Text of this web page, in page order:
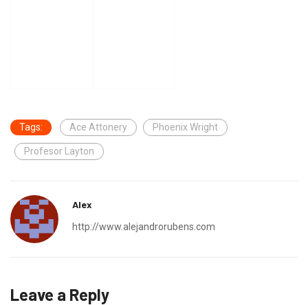
Tags: Ace Attonery Phoenix Wright
Profesor Layton
Alex
http://www.alejandrorubens.com
Leave a Reply